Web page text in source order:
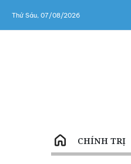
Thứ Sáu, 07/08/2026
CHÍNH TRỊ